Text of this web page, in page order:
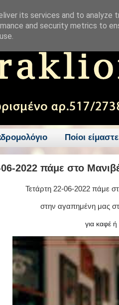
Ποίοι είμαστε
06-2022 πάμε στο
Τετάρτη 22-06-2022 πάμε
στην αγαπημένη μας
για καφέ ή
its services and to analyze
and security metrics to